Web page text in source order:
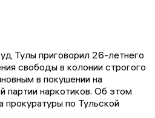
Тулы приговорил 26-летнего
свободы в колонии строгого
в покушении на
партии наркотиков. Об этом
по Тульской